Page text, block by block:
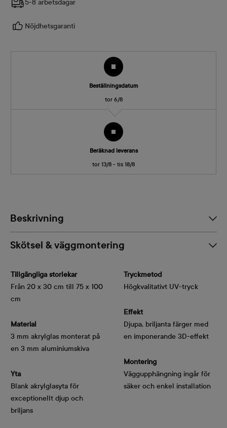
5-8 arbetsdagar
Nöjdhetsgaranti
Beställningsdatum
tor 6/8
Beräknad leverans
tor 13/8 - tis 18/8
Beskrivning
Skötsel & väggmontering
Tillgängliga storlekar
Från 20 x 30 cm till 75 x 100
cm
Material
3 mm akrylglas monterat på
en 3 mm aluminiumskiva
Yta
Blank akrylglasyta för
exceptionellt djup och
briljans
Tryckmetod
Högkvalitativt UV-tryck
Effekt
Djupa, briljanta färger med
en imponerande 3D-effekt
Montering
Väggupphängning ingår för
säker och enkel installation